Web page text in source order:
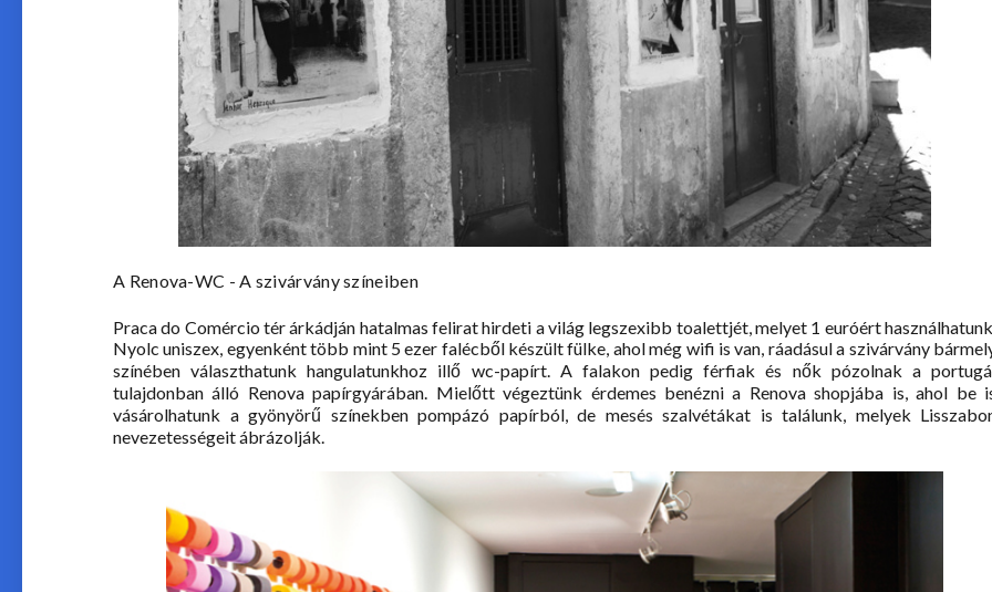
A Renova-WC - A szivárvány színeiben
Praca do Comércio tér árkádján hatalmas felirat hirdeti a világ legszexibb toalettjét, melyet 1 euróért
Nyolc uniszex, egyenként több mint 5 ezer falécből készült fülke, ahol még wifi is van, ráadásul a szivárvány
színében választhatunk hangulatunkhoz illő wc-papírt. A falakon pedig férfiak és nők pózolnak a
tulajdonban álló Renova papírgyárában. Mielőtt végeztünk érdemes benézni a Renova shopjába is, ahol be
vásárolhatunk a gyönyörű színekben pompázó papírból, de mesés szalvétákat is találunk, melyek
nevezetességeit ábrázolják.